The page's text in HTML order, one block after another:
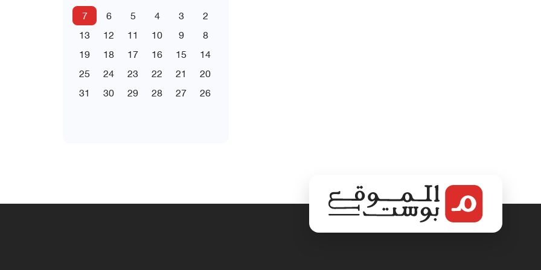
2
3
4
5
6
7
8
9
10
11
12
13
14
15
16
17
18
19
20
21
22
23
24
25
26
27
28
29
30
31